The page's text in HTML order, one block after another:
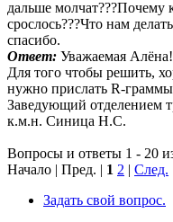
дальше молчат???Почему
срослось???Что нам
спасибо.
Ответ: Уважаемая Алёна!
Для того чтобы решить,
нужно прислать R-
Заведующий отделением
к.м.н. Синица Н.С.
Вопросы и ответы 1 - 20
Начало | Пред. | 1 2 След.
Задать свой вопрос.